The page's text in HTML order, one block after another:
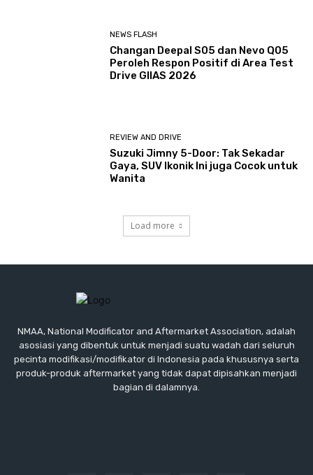
NEWS FLASH
Changan Deepal S05 dan Nevo Q05
Peroleh Respon Positif di Area Test
Drive GIIAS 2026
REVIEW AND DRIVE
Suzuki Jimny 5-Door: Tak Sekadar
Gaya, SUV Ikonik Ini juga Cocok untuk
Wanita
Load more
NMAA, National Modificator and Aftermarket Association, adalah
asosiasi yang dibentuk untuk menjadi suatu wadah dari seluruh
pecinta modifikasi/modifikator di Indonesia pada khususnya serta
produk-produk aftermarket yang tidak dapat dipisahkan menjadi
bagian di dalamnya.